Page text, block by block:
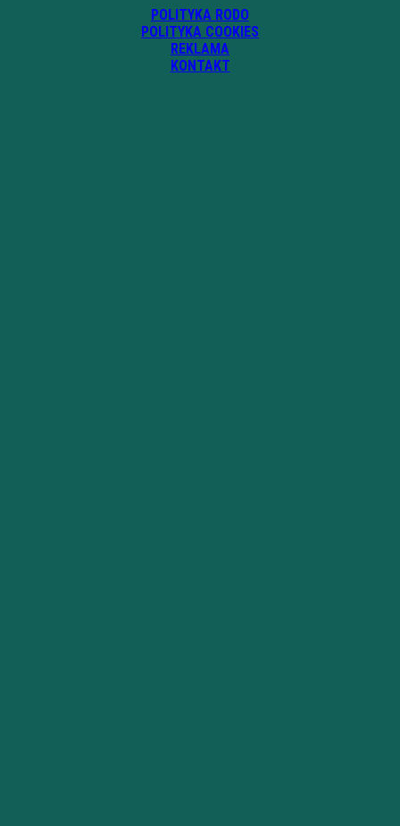
POLITYKA RODO
POLITYKA COOKIES
REKLAMA
KONTAKT